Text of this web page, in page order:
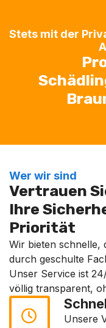
Stets mit der
Wer wir sind
Vertrauen
Ihre
Priorität
Wir bieten schnelle,
durch geschulte
Unser Service ist
völlig transparent,
Unsere